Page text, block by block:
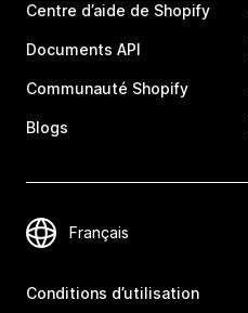
Centre d’aide de Shopify
Documents API
Communauté Shopify
Blogs
Conditions d’utilisation